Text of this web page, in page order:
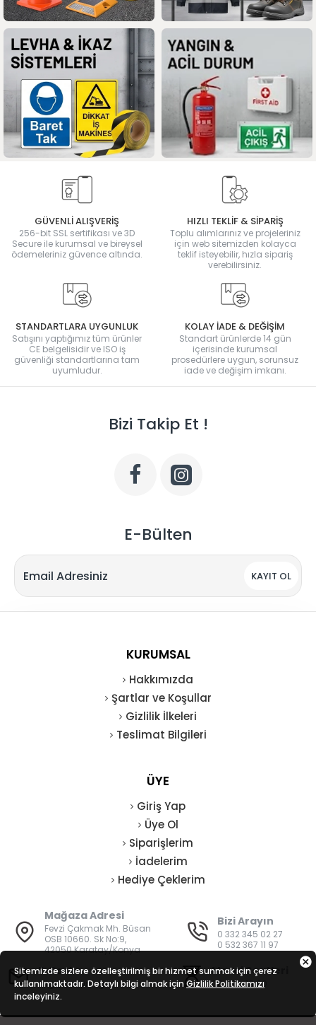
GÜVENLİ ALIŞVERİŞ
256-bit SSL sertifikası ve 3D
Secure ile kurumsal ve bireysel
ödemeleriniz güvence altında.
HIZLI TEKLİF & SİPARİŞ
Toplu alımlarınız ve projeleriniz
için web sitemizden kolayca
teklif isteyebilir, hızla sipariş
verebilirsiniz.
STANDARTLARA UYGUNLUK
Satışını yaptığımız tüm ürünler
CE belgelisidir ve ISO iş
güvenliği standartlarına tam
uyumludur.
KOLAY İADE & DEĞİŞİM
Standart ürünlerde 14 gün
içerisinde kurumsal
prosedürlere uygun, sorunsuz
iade ve değişim imkanı.
Bizi Takip Et !
E-Bülten
KAYIT OL
KURUMSAL
Hakkımızda
Şartlar ve Koşullar
Gizlilik İlkeleri
Teslimat Bilgileri
ÜYE
Giriş Yap
Üye Ol
Siparişlerim
İadelerim
Hediye Çeklerim
Mağaza Adresi
Fevzi Çakmak Mh. Büsan
OSB 10660. Sk No:9,
42050 Karatay/Konya
Bizi Arayın
0 332 345 02 27
0 532 367 11 97
E-Posta
bilgi@vatanisguvenligi.com
Mesai Saatleri
08:00 - 19:00
Sitemizde sizlere özelleştirilmiş bir hizmet sunmak için çerez
kullanılmaktadır. Detaylı bilgi almak için Gizlilik Politikamızı
inceleyiniz.